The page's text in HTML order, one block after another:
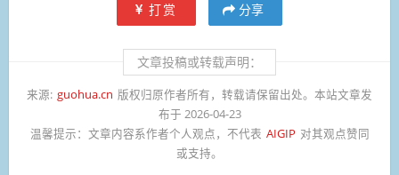
打赏 分享
文章投稿或转载声明：
来源: guohua.cn 版权归原作者所有，转载请保留出处。本站文章发
布于 2026-04-23
温馨提示： 文章内容系作者个人观点，不代表 AIGIP 对其观点赞同
或支持。